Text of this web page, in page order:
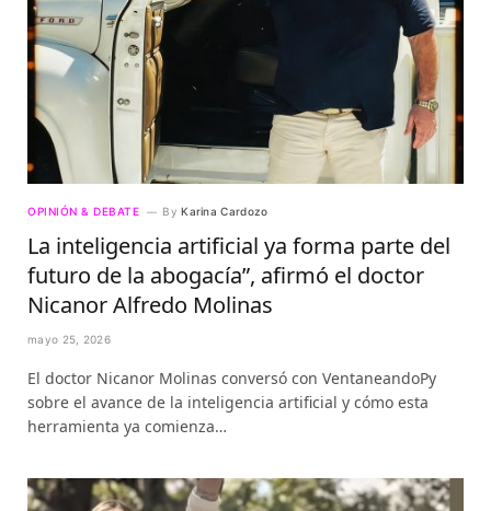
OPINIÓN & DEBATE By Karina Cardozo
La inteligencia artificial ya forma parte del
futuro de la abogacía”, afirmó el doctor
Nicanor Alfredo Molinas
mayo 25, 2026
El doctor Nicanor Molinas conversó con VentaneandoPy
sobre el avance de la inteligencia artificial y cómo esta
herramienta ya comienza…